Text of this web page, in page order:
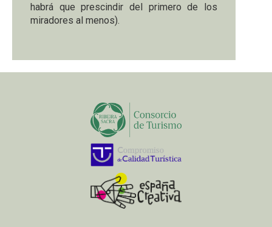
habrá que prescindir del primero de los
miradores al menos).